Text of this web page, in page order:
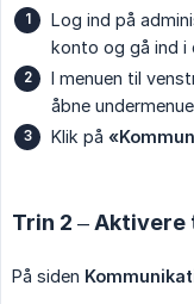
Log ind på
konto og gå ind i
I menuen til
åbne
Klik på
Trin 2 –
På siden